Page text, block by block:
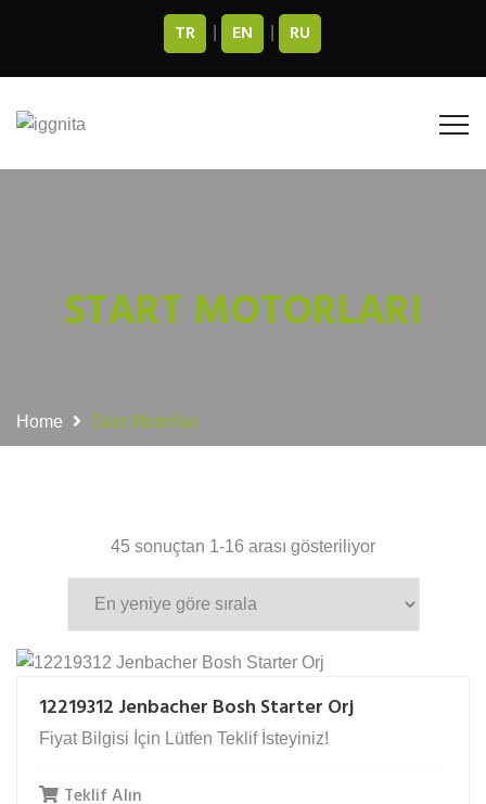
TR EN RU
START MOTORLARI
Home Start Motorları
45 sonuçtan 1-16 arası gösteriliyorEn
göre
12219312 Jenbacher Bosh Starter Orj
Fiyat Bilgisi İçin Lütfen Teklif İsteyiniz!
Teklif Alın